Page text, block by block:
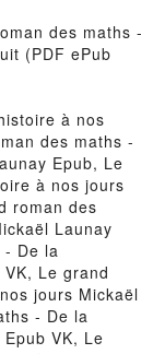
des maths -
(PDF ePub
à nos
des maths -
Epub, Le
à nos jours
roman des
Launay
- De la
Le grand
jours Mickaël
- De la
VK, Le